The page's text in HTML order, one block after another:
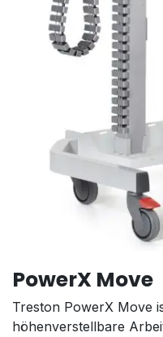
PowerX Move
Treston PowerX Move
höhenverstellbare